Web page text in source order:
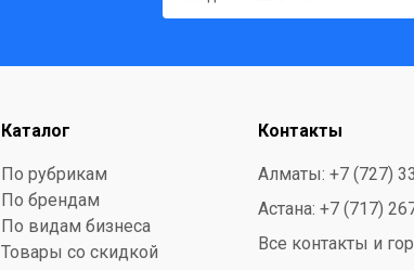
Каталог
По рубрикам
По брендам
По видам бизнеса
Товары со скидкой
Контакты
Алматы: +7 (727)
Астана: +7 (717)
Все контакты и